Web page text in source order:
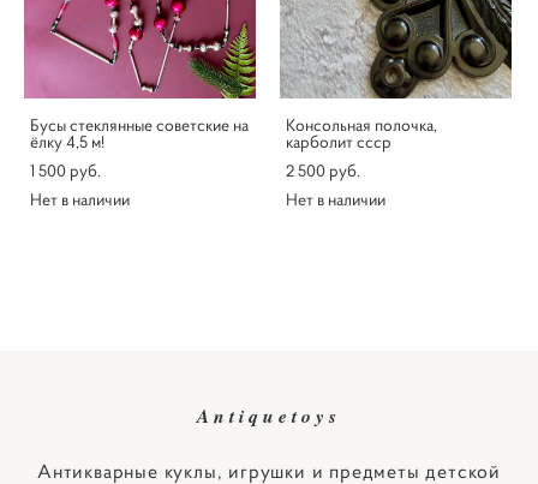
Бусы стеклянные советские на
ёлку 4,5 м!
1 500 pуб.
Нет в наличии
Консольная полочка,
карболит ссср
2 500 pуб.
Нет в наличии
Antiquetoys
Антикварные куклы, игрушки и предметы детской